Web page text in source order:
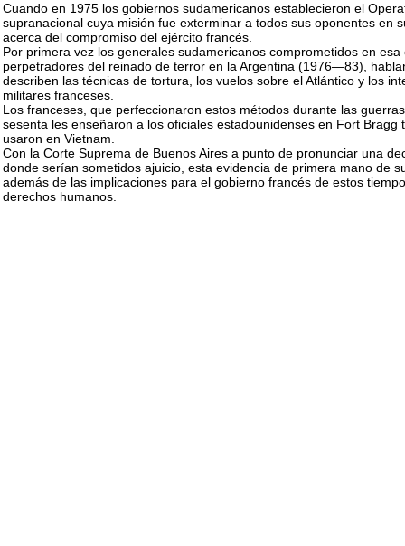
Cuando en 1975 los gobiernos sudamericanos establecieron el
supranacional cuya misión fue exterminar a todos sus oponentes en
acerca del compromiso del ejército francés.
Por primera vez los generales sudamericanos comprometidos en
perpetradores del reinado de terror en la Argentina (1976—83),
describen las técnicas de tortura, los vuelos sobre el Atlántico y los
militares franceses.
Los franceses, que perfeccionaron estos métodos durante las
sesenta les enseñaron a los oficiales estadounidenses en Fort
usaron en Vietnam.
Con la Corte Suprema de Buenos Aires a punto de pronunciar una
donde serían sometidos ajuicio, esta evidencia de primera mano de
además de las implicaciones para el gobierno francés de estos
derechos humanos.